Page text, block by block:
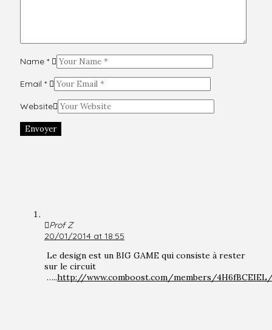
Name *
Email *
Website
Envoyer
Prof Z
20/01/2014 at 18:55
Le design est un BIG GAME qui consiste à rester
sur le circuit
…..http://www.comboost.com/members/4H6fBCEIEL/